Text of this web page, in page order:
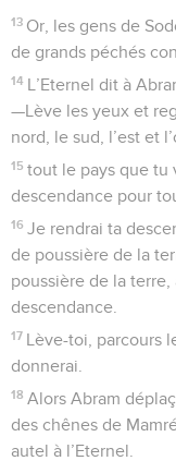
13 Or, les gens de
de grands péchés
14 L’Eternel dit à
—Lève les yeux et
nord, le sud, l’est et
15 tout le pays que tu
descendance pour
16 Je rendrai ta
de poussière de la
poussière de la
descendance.
17 Lève-toi, parcours
donnerai.
18 Alors Abram
des chênes de
autel à l’Eternel.